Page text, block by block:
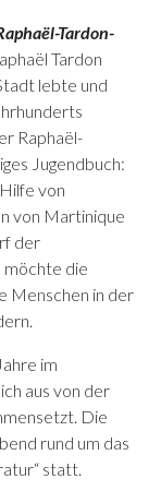
Tardon-
Tardon
lebte und
Raphaël-
Jugendbuch:
von
von Martinique
der
möchte die
Menschen in der
im
aus von der
Die
rund um das
statt.